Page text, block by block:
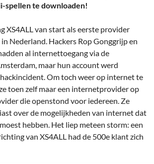
spellen te downloaden!
XS4ALL van start als eerste provider
Nederland. Hackers Rop Gonggrijp en
al internettoegang via de
maar hun account werd
Om toch weer op internet te
toen zelf maar een internetprovider op
die openstond voor iedereen. Ze
over de mogelijkheden van internet dat
hebben. Het liep meteen storm: een
van XS4ALL had de 500e klant zich